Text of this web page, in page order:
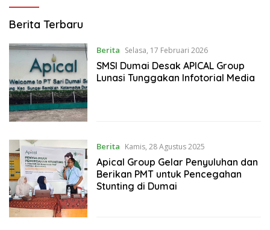
CakapLagi.com
Berita Terbaru
Berita Selasa, 17 Februari 2026
SMSI Dumai Desak APICAL Group
Lunasi Tunggakan Infotorial Media
Berita Kamis, 28 Agustus 2025
Apical Group Gelar Penyuluhan dan
Berikan PMT untuk Pencegahan
Stunting di Dumai